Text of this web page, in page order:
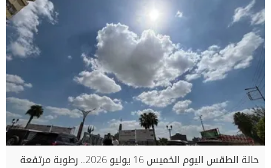
حالة الطقس اليوم الخميس 16 يوليو 2026.. رطوبة مرتفعة